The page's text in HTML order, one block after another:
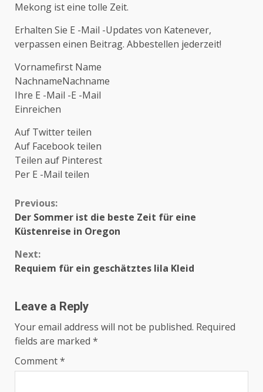
Mekong ist eine tolle Zeit.
Erhalten Sie E -Mail -Updates von Katenever,
verpassen einen Beitrag. Abbestellen jederzeit!
Vornamefirst Name
NachnameNachname
Ihre E -Mail -E -Mail
Einreichen
Auf Twitter teilen
Auf Facebook teilen
Teilen auf Pinterest
Per E -Mail teilen
Continue
Reading
Previous:
Der Sommer ist die beste Zeit für eine
Küstenreise in Oregon
Next:
Requiem für ein geschätztes lila Kleid
Leave a Reply
Your email address will not be published. Required
fields are marked *
Comment*